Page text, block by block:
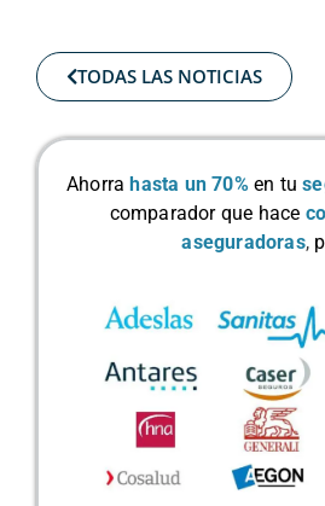
TODAS LAS NOTICIAS
Ahorra hasta un 70% en tu
comparador que hace
aseguradoras,